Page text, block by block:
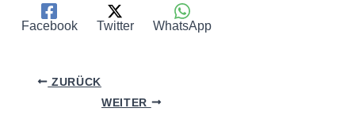
Facebook Twitter WhatsApp
ZURÜCK
WEITER